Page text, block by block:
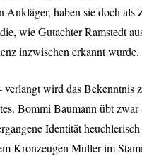
Ankläger, haben sie doch
wie Gutachter Ramstedt
inzwischen erkannt wurde.
wird das Bekenntnis
Bommi Baumann übt
Identität
Kronzeugen Müller im